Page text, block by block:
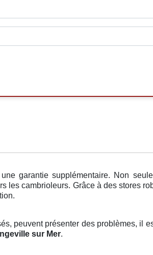
garantie supplémentaire. Non
les cambrioleurs. Grâce à des stores
peuvent présenter des problèmes, il
sur Mer.